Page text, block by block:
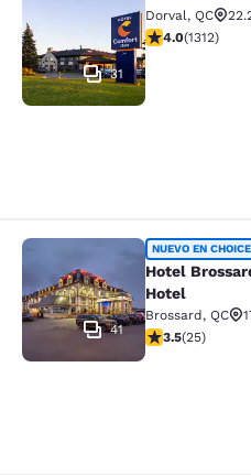
31
Dorval, QC
calificación de
4.0(1312)
Hotel Brossard,
41
NUEVO EN
Hotel
Hotel
Brossard, QC
calificación de
3.5(25)